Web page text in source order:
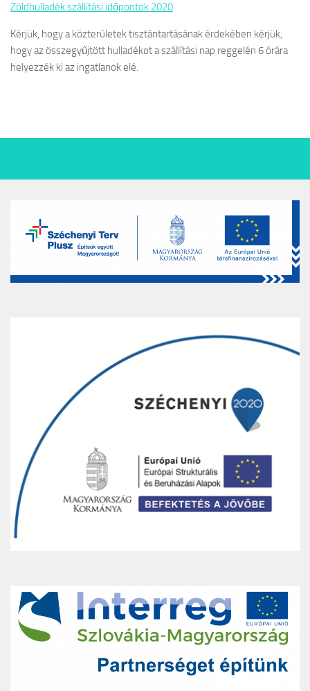
Zöldhulladék szállítási időpontok 2020
Kérjük, hogy a közterületek tisztántartásának érdekében kérjük,
hogy az összegyűjtött hulladékot a szállítási nap reggelén 6 órára
helyezzék ki az ingatlanok elé.